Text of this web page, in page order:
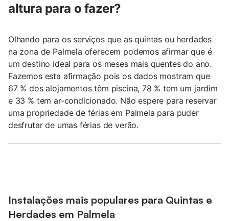
altura para o fazer?
Olhando para os serviços que as quintas ou herdades
na zona de Palmela oferecem podemos afirmar que é
um destino ideal para os meses mais quentes do ano.
Fazemos esta afirmação pois os dados mostram que
67 % dos alojamentos têm piscina, 78 % tem um jardim
e 33 % tem ar-condicionado. Não espere para reservar
uma propriedade de férias em Palmela para puder
desfrutar de umas férias de verão.
Instalações mais populares para Quintas e
Herdades em Palmela